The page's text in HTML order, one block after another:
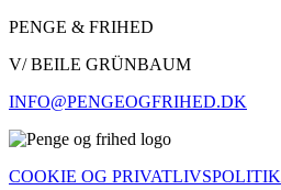
PENGE & FRIHED
V/ BEILE GRÜNBAUM
INFO@PENGEOGFRIHED.DK
COOKIE OG PRIVATLIVSPOLITIK